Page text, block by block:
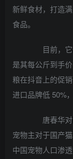
新鲜食材，打造
食品。
目前，它
是其每公斤到手
粮在抖音上的促
进口品牌低 50%
唐春华对
宠物主对于国产
中国宠物人口渗